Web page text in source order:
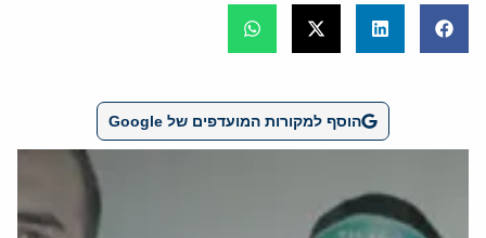
הוסף למקורות המועדפים של Google